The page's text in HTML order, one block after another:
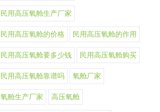
民用高压氧舱生产厂家
民用高压氧舱的价格 民用高压氧舱的作用
民用高压氧舱要多少钱 民用高压氧舱购买
民用高压氧舱靠谱吗 氧舱厂家
氧舱生产厂家 高压氧舱